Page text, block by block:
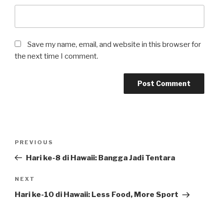
Save my name, email, and website in this browser for
the next time I comment.
Previous
Post
PREVIOUS
Hari ke-8 di Hawaii: Bangga Jadi Tentara
Next
Post
NEXT
Hari ke-10 di Hawaii: Less Food, More Sport